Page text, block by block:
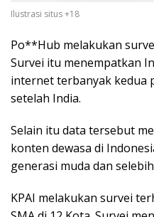
Ilustrasi situs +18
Po**Hub melakukan
Survei itu menempatkan
internet terbanyak kedua
setelah India.
Selain itu data tersebut
konten dewasa di
generasi muda dan
KPAI melakukan survei